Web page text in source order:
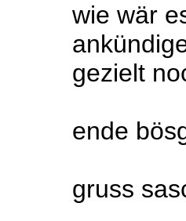
wie wär
gezielt
ende
gruss